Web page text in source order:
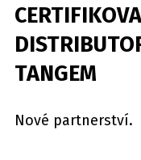
TANGEM
Nové partnerství.